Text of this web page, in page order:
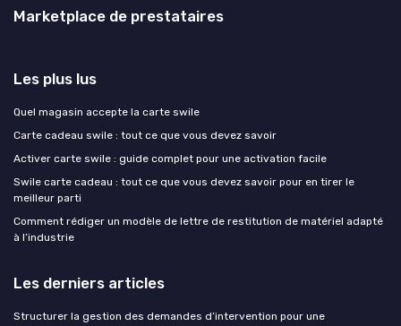
Marketplace de prestataires
Les plus lus
Quel magasin accepte la carte swile
Carte cadeau swile : tout ce que vous devez savoir
Activer carte swile : guide complet pour une activation facile
Swile carte cadeau : tout ce que vous devez savoir pour en tirer le
meilleur parti
Comment rédiger un modèle de lettre de restitution de matériel adapté
à l’industrie
Les derniers articles
Structurer la gestion des demandes d’intervention pour une